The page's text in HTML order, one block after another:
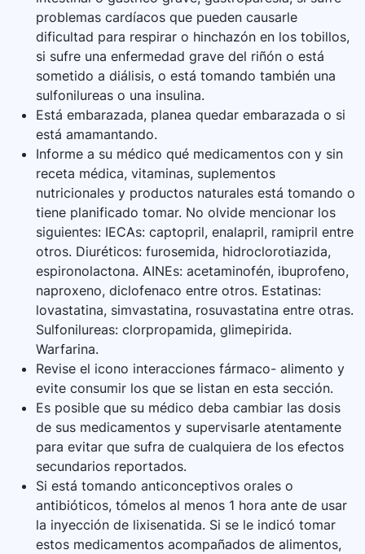
problemas cardíacos que pueden causarle
dificultad para respirar o hinchazón en los tobillos,
si sufre una enfermedad grave del riñón o está
sometido a diálisis, o está tomando también una
sulfonilureas o una insulina.
Está embarazada, planea quedar embarazada o si
está amamantando.
Informe a su médico qué medicamentos con y sin
receta médica, vitaminas, suplementos
nutricionales y productos naturales está tomando o
tiene planificado tomar. No olvide mencionar los
siguientes: IECAs: captopril, enalapril, ramipril entre
otros. Diuréticos: furosemida, hidroclorotiazida,
espironolactona. AINEs: acetaminofén, ibuprofeno,
naproxeno, diclofenaco entre otros. Estatinas:
lovastatina, simvastatina, rosuvastatina entre otras.
Sulfonilureas: clorpropamida, glimepirida.
Warfarina.
Revise el icono interacciones fármaco- alimento y
evite consumir los que se listan en esta sección.
Es posible que su médico deba cambiar las dosis
de sus medicamentos y supervisarle atentamente
para evitar que sufra de cualquiera de los efectos
secundarios reportados.
Si está tomando anticonceptivos orales o
antibióticos, tómelos al menos 1 hora ante de usar
la inyección de lixisenatida. Si se le indicó tomar
estos medicamentos acompañados de alimentos,